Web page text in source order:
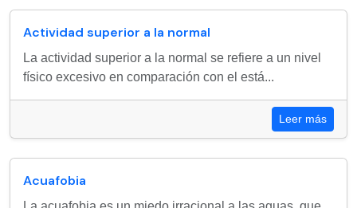
Actividad superior a la normal
La actividad superior a la normal se refiere a un nivel
físico excesivo en comparación con el está...
Leer más
Acuafobia